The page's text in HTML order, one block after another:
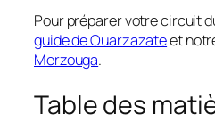
Pour préparer votre circuit
guide de Ouarzazateet
Merzouga.
Table des